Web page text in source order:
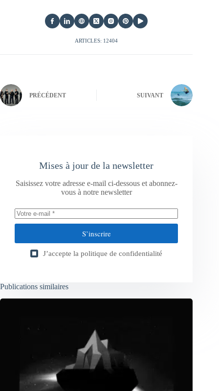
ARTICLES: 12404
PRÉCÉDENT SUIVANT
Mises à jour de la newsletter
Saisissez votre adresse e-mail ci-dessous et abonnez-
vous à notre newsletter
S’inscrire
J’accepte la politique de confidentialité
Publications similaires